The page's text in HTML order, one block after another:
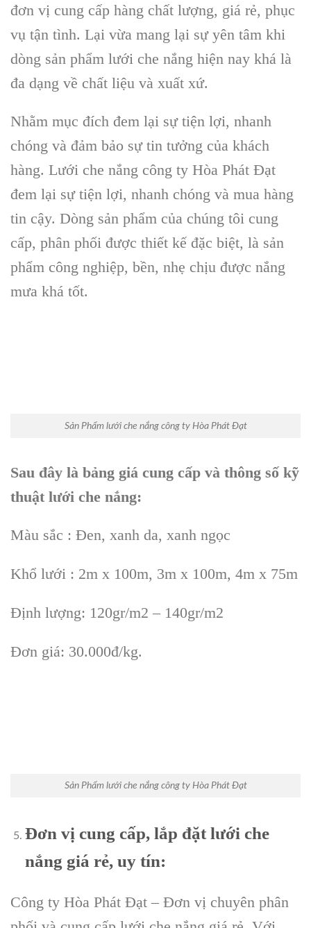
đơn vị cung cấp hàng chất lượng, giá rẻ, phục
vụ tận tình. Lại vừa mang lại sự yên tâm khi
dòng sản phẩm lưới che nắng hiện nay khá là
đa dạng về chất liệu và xuất xứ.
Nhằm mục đích đem lại sự tiện lợi, nhanh
chóng và đảm bảo sự tin tưởng của khách
hàng. Lưới che nắng công ty Hòa Phát Đạt
đem lại sự tiện lợi, nhanh chóng và mua hàng
tin cậy. Dòng sản phẩm của chúng tôi cung
cấp, phân phối được thiết kế đặc biệt, là sản
phẩm công nghiệp, bền, nhẹ chịu được nắng
mưa khá tốt.
Sản Phẩm lưới che nắng công ty Hòa Phát Đạt
Sau đây là bảng giá cung cấp và thông số kỹ
thuật lưới che nắng:
Màu sắc : Đen, xanh da, xanh ngọc
Khổ lưới : 2m x 100m, 3m x 100m, 4m x 75m
Định lượng: 120gr/m2 – 140gr/m2
Đơn giá: 30.000đ/kg.
Sản Phẩm lưới che nắng công ty Hòa Phát Đạt
Đơn vị cung cấp, lắp đặt lưới che
nắng giá rẻ, uy tín:
Công ty Hòa Phát Đạt – Đơn vị chuyên phân